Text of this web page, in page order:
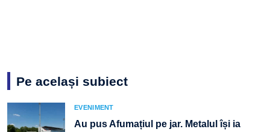
Pe același subiect
EVENIMENT
Au pus Afumațiul pe jar. Metalul își ia